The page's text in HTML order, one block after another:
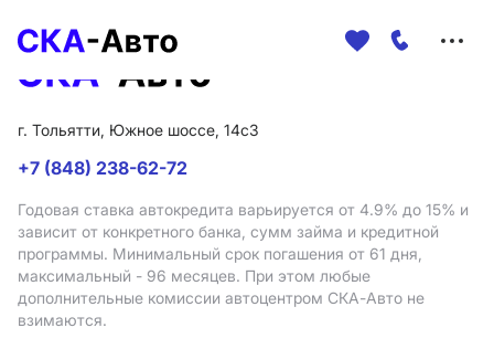
г. Тольятти, Южное шоссе, 14с3
+7 (848) 238-62-72
Годовая ставка автокредита варьируется от 4.9% до 15% и
зависит от конкретного банка, сумм займа и кредитной
программы. Минимальный срок погашения от 61 дня,
максимальный - 96 месяцев. При этом любые
дополнительные комиссии автоцентром СКА-Авто не
взимаются.